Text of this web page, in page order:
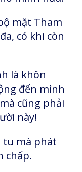
mặt Tham
có khi còn
là khôn
đến mình
cũng phải
này!
tu mà phát
chấp.